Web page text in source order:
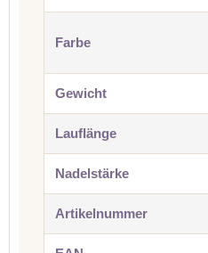
Farbe
Gewicht
Lauflänge
Nadelstärke
Artikelnummer